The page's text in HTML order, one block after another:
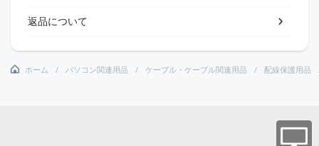
返品について
ホーム パソコン関連用品 ケーブル・ケーブル関連用品 配線保護用品